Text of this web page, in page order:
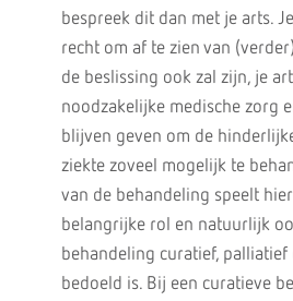
bespreek dit dan met je arts.
recht om af te zien van
de beslissing ook zal zijn, je
noodzakelijke medische zorg
blijven geven om de
ziekte zoveel mogelijk te
van de behandeling speelt
belangrijke rol en natuurlijk
behandeling curatief,
bedoeld is. Bij een curatieve